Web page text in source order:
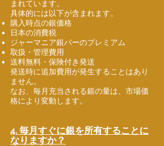
まれています。
具体的には以下が含まれます。
購入時点の銀価格
日本の消費税
ジャーマニア銀バーのプレミアム
取扱・管理費用
送料無料・保険付き発送
発送時に追加費用が発生することはあり
ません。
なお、毎月充当される銀の量は、市場価
格により変動します。
4. 毎月すぐに銀を所有することに
なりますか？